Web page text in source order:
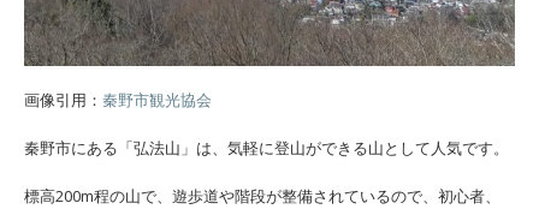
画像引用： 秦野市観光協会
秦野市にある「弘法山」は、気軽に登山ができる山として人気です。
標高200m程の山で、遊歩道や階段が整備されているので、初心者、